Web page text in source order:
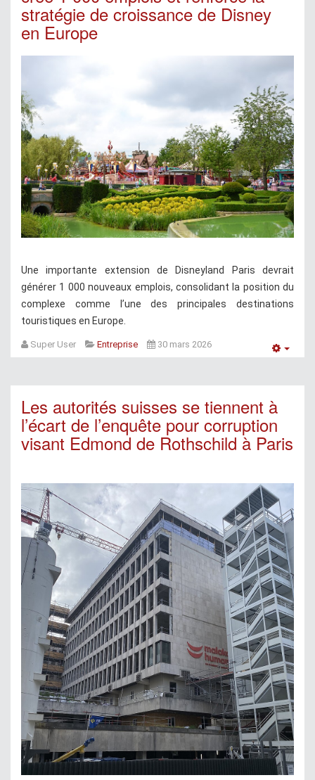
stratégie de croissance de Disney
en Europe
Une importante extension de Disneyland Paris devrait
générer 1 000 nouveaux emplois, consolidant la position du
complexe comme l’une des principales destinations
touristiques en Europe.
Super User Entreprise 30 mars 2026
Les autorités suisses se tiennent à
l’écart de l’enquête pour corruption
visant Edmond de Rothschild à Paris